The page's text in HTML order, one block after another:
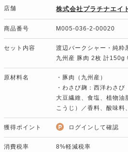
店舗 株式会社プラチナエイ
商品番号 M005-036-2-00020
セット内容
渡辺バークシャー・純粋
九州産 豚肉 2枚 計150g
原材料名
・豚肉（九州産）
・わさび麹：西洋わさび
大豆繊維、食塩、植物油
こうじ）／香料、酸味料
獲得ポイント ログインして確認
消費税率 8%軽減税率